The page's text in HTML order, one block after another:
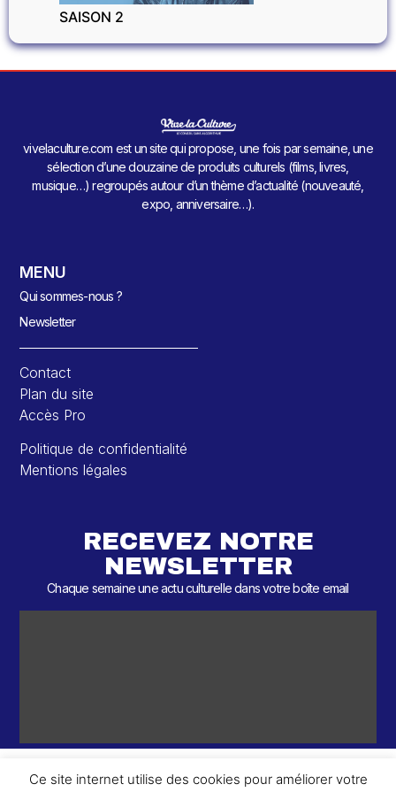
SAISON 2
vivelaculture.com est un site qui propose, une fois par semaine, une
sélection d’une douzaine de produits culturels (films, livres,
musique…) regroupés autour d’un thème d’actualité (nouveauté,
expo, anniversaire…).
MENU
Qui sommes-nous ?
Newsletter
Contact
Plan du site
Accès Pro
Politique de confidentialité
Mentions légales
RECEVEZ NOTRE
NEWSLETTER
Chaque semaine une actu culturelle dans votre boîte email
Ce site internet utilise des cookies pour améliorer votre